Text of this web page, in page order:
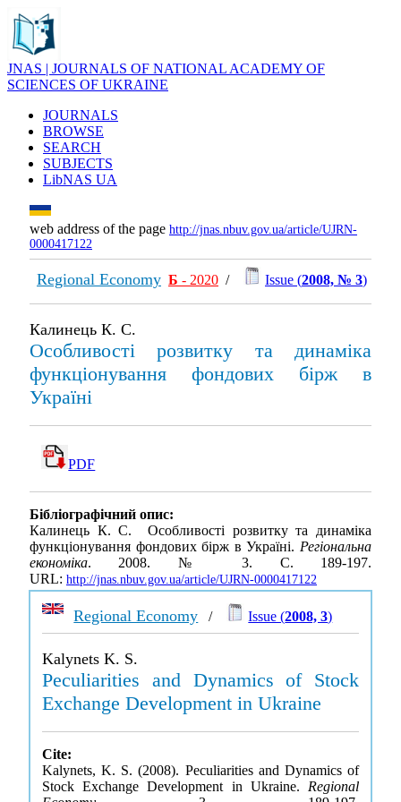
JNAS | JOURNALS OF NATIONAL ACADEMY OF
SCIENCES OF UKRAINE
JOURNALS
BROWSE
SEARCH
SUBJECTS
LibNAS UA
web address of the page http://jnas.nbuv.gov.ua/article/UJRN-
0000417122
Regional Economy Б - 2020 / Issue (2008, № 3)
Калинець К. С.
Особливості розвитку та динаміка
функціонування фондових бірж в
Україні
PDF
Бібліографічний опис:
Калинець К. С. Особливості розвитку та динаміка
функціонування фондових бірж в Україні. Регіональна
економіка. 2008. № 3. С. 189-197.
URL: http://jnas.nbuv.gov.ua/article/UJRN-0000417122
Regional Economy / Issue (2008, 3)
Kalynets K. S.
Peculiarities and Dynamics of Stock
Exchange Development in Ukraine
Cite:
Kalynets, K. S. (2008). Peculiarities and Dynamics of
Stock Exchange Development in Ukraine. Regional